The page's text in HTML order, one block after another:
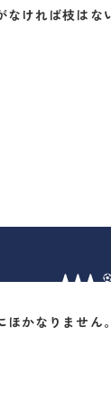
なければ枝はな
ほかなりません